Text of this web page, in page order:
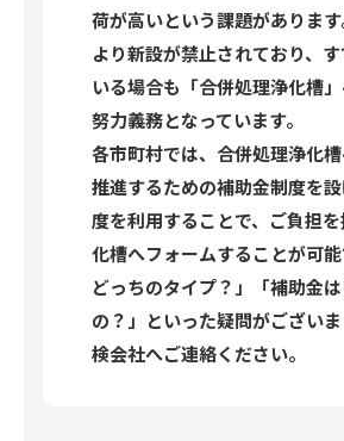
荷が高いという課題がありま
より新設が禁止されており、
いる場合も「合併処理浄化槽
努力義務となっています。
各市町村では、合併処理浄化
推進するための補助金制度を
度を利用することで、ご負担
化槽へフォームすることが可
どっちのタイプ？」「補助金
の？」といった疑問がござい
検会社へご連絡ください。